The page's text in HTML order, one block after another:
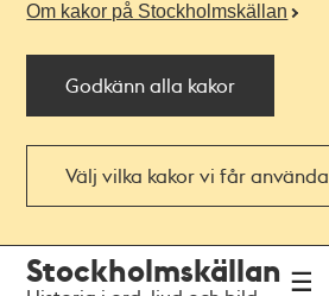
Om kakor på Stockholmskällan
Godkänn alla kakor
Välj vilka kakor vi får använda
navigationen
huvudinnehållet
Stockholmskällan